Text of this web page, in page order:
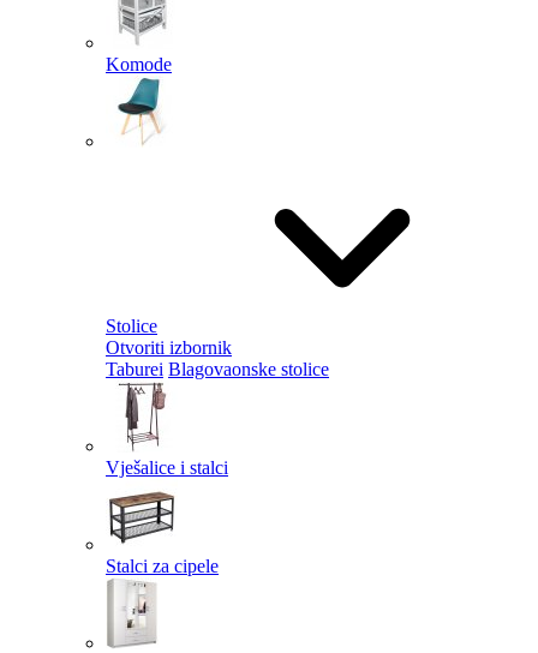
Komode
Stolice
Otvoriti izbornik
Taburei Blagovaonske stolice
Vješalice i stalci
Stalci za cipele